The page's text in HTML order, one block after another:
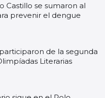
Castillo se sumaron al
prevenir el dengue
de la segunda
Literarias